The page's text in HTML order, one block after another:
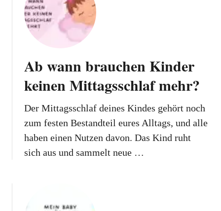
Ab wann brauchen Kinder
keinen Mittagsschlaf mehr?
Der Mittagsschlaf deines Kindes gehört noch
zum festen Bestandteil eures Alltags, und alle
haben einen Nutzen davon. Das Kind ruht
sich aus und sammelt neue …